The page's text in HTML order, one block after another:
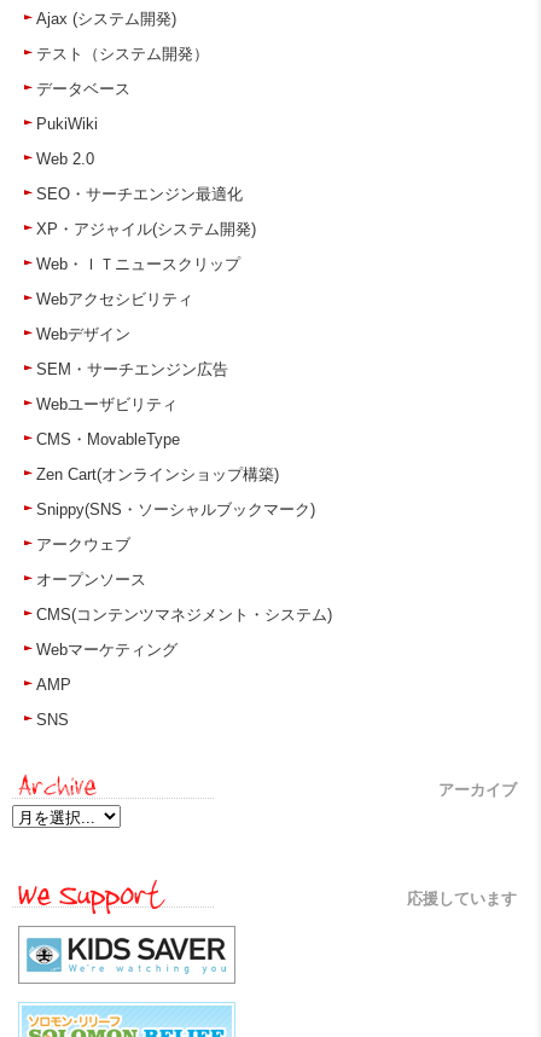
Ajax (システム開発)
テスト（システム開発）
データベース
PukiWiki
Web 2.0
SEO・サーチエンジン最適化
XP・アジャイル(システム開発)
Web・ＩＴニュースクリップ
Webアクセシビリティ
Webデザイン
SEM・サーチエンジン広告
Webユーザビリティ
CMS・MovableType
Zen Cart(オンラインショップ構築)
Snippy(SNS・ソーシャルブックマーク)
アークウェブ
オープンソース
CMS(コンテンツマネジメント・システム)
Webマーケティング
AMP
SNS
アーカイブ
応援しています